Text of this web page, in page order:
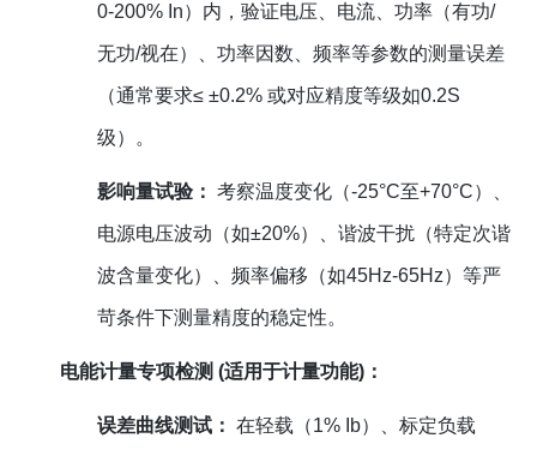
0-200% In）内，验证电压、电流、功率（有功/
无功/视在）、功率因数、频率等参数的测量误差
（通常要求≤ ±0.2% 或对应精度等级如0.2S
级）。
影响量试验： 考察温度变化（-25°C至+70°C）、
电源电压波动（如±20%）、谐波干扰（特定次谐
波含量变化）、频率偏移（如45Hz-65Hz）等严
苛条件下测量精度的稳定性。
电能计量专项检测 (适用于计量功能)：
误差曲线测试： 在轻载（1% Ib）、标定负载